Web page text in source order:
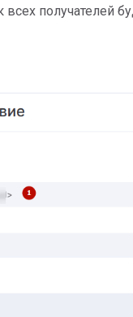
всех получателей